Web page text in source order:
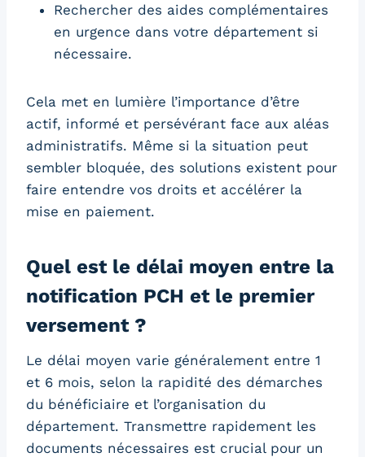
Rechercher des aides complémentaires
en urgence dans votre département si
nécessaire.
Cela met en lumière l’importance d’être
actif, informé et persévérant face aux aléas
administratifs. Même si la situation peut
sembler bloquée, des solutions existent pour
faire entendre vos droits et accélérer la
mise en paiement.
Quel est le délai moyen entre la
notification PCH et le premier
versement ?
Le délai moyen varie généralement entre 1
et 6 mois, selon la rapidité des démarches
du bénéficiaire et l’organisation du
département. Transmettre rapidement les
documents nécessaires est crucial pour un